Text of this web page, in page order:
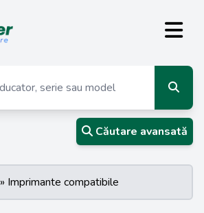
Căutare avansată
» Imprimante compatibile